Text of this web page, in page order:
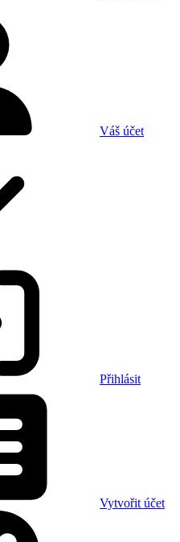
Váš účet
Přihlásit
Vytvořit účet